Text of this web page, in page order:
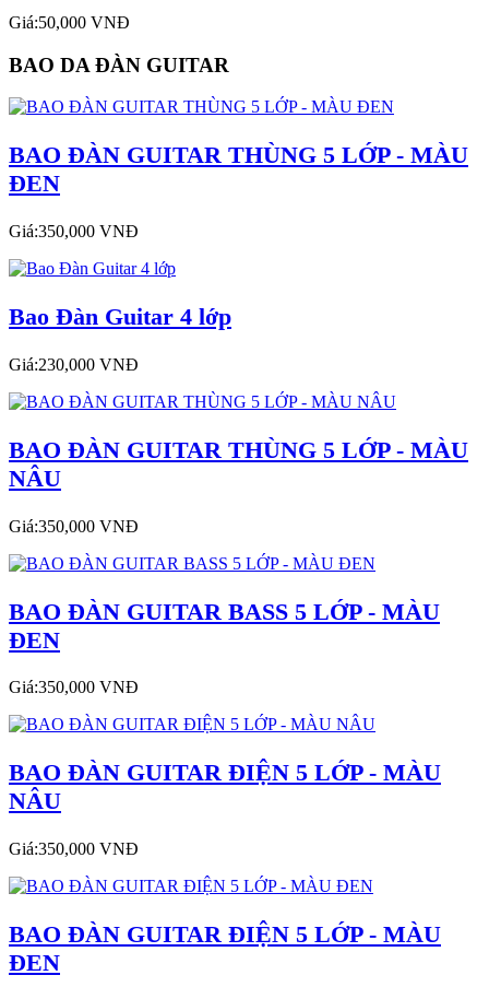
Giá:50,000 VNĐ
BAO DA ĐÀN GUITAR
BAO ĐÀN GUITAR THÙNG 5 LỚP - MÀU
ĐEN
Giá:350,000 VNĐ
Bao Đàn Guitar 4 lớp
Giá:230,000 VNĐ
BAO ĐÀN GUITAR THÙNG 5 LỚP - MÀU
NÂU
Giá:350,000 VNĐ
BAO ĐÀN GUITAR BASS 5 LỚP - MÀU
ĐEN
Giá:350,000 VNĐ
BAO ĐÀN GUITAR ĐIỆN 5 LỚP - MÀU
NÂU
Giá:350,000 VNĐ
BAO ĐÀN GUITAR ĐIỆN 5 LỚP - MÀU
ĐEN